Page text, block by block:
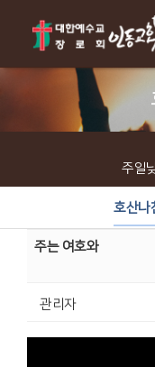
주일
호산나
주는 여호와
관리자